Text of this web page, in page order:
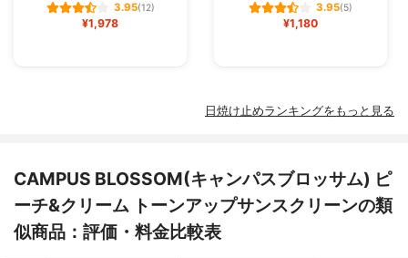
3.95(12)
¥1,978
3.95(5)
¥1,180
日焼け止めランキングをもっと見る
CAMPUS BLOSSOM(キャンパスブロッサム) ピ
ーチ&クリーム トーンアップサンスクリーンの類
似商品：評価・料金比較表